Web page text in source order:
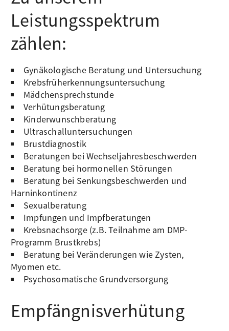
Leistungsspektrum
zählen:
Gynäkologische Beratung und Untersuchung
Krebsfrüherkennungsuntersuchung
Mädchensprechstunde
Verhütungsberatung
Kinderwunschberatung
Ultraschalluntersuchungen
Brustdiagnostik
Beratungen bei Wechseljahresbeschwerden
Beratung bei hormonellen Störungen
Beratung bei Senkungsbeschwerden und
Harninkontinenz
Sexualberatung
Impfungen und Impfberatungen
Krebsnachsorge (z.B. Teilnahme am DMP-
Programm Brustkrebs)
Beratung bei Veränderungen wie Zysten,
Myomen etc.
Psychosomatische Grundversorgung
Empfängnisverhütung